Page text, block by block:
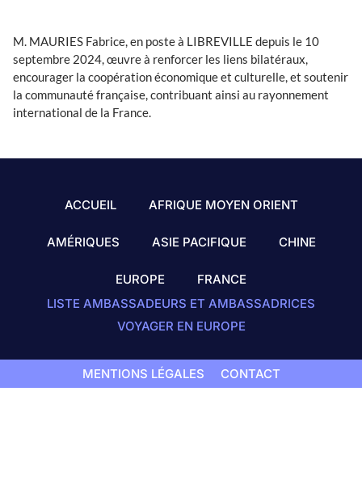
M. MAURIES Fabrice, en poste à LIBREVILLE depuis le 10
septembre 2024, œuvre à renforcer les liens bilatéraux,
encourager la coopération économique et culturelle, et soutenir
la communauté française, contribuant ainsi au rayonnement
international de la France.
ACCUEIL AFRIQUE MOYEN ORIENT
AMÉRIQUES ASIE PACIFIQUE CHINE
EUROPE
FRANCE
LISTE AMBASSADEURS ET AMBASSADRICES
VOYAGER EN EUROPE
MENTIONS LÉGALES CONTACT